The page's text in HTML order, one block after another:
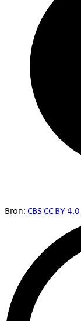
Bron: CBS CC BY 4.0